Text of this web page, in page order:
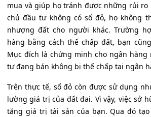
mua và giúp họ tránh được những rủi ro
chủ đầu tư không có sổ đỏ, họ không
nhượng đất cho người khác. Trường
hàng bằng cách thế chấp đất, bạn
Mục đích là chứng minh cho ngân hàng
tư đang bán không bị thế chấp tại ngân
Trên thực tế, sổ đỏ còn được sử dụng
lường giá trị của đất đai. Vì vậy, việc sở
tăng giá trị tài sản của bạn. Qua đó